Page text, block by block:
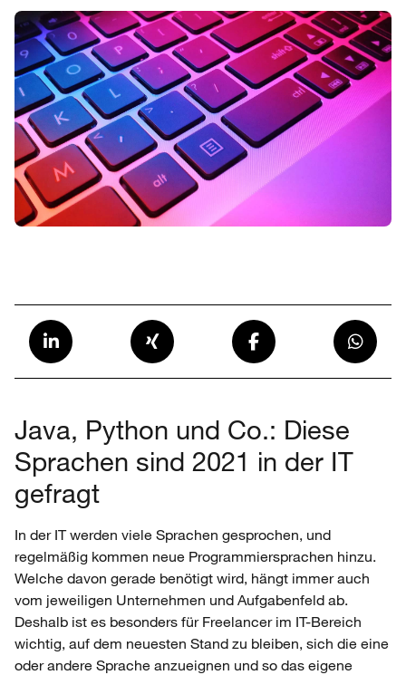
Java, Python und Co.: Diese
Sprachen sind 2021 in der IT
gefragt
In der IT werden viele Sprachen gesprochen, und
regelmäßig kommen neue Programmiersprachen hinzu.
Welche davon gerade benötigt wird, hängt immer auch
vom jeweiligen Unternehmen und Aufgabenfeld ab.
Deshalb ist es besonders für Freelancer im IT-Bereich
wichtig, auf dem neuesten Stand zu bleiben, sich die eine
oder andere Sprache anzueignen und so das eigene